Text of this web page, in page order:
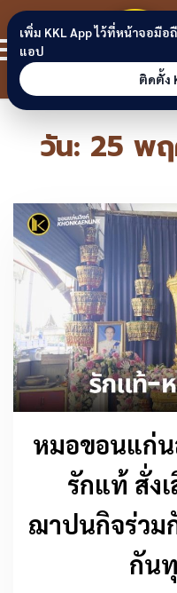
Skip to content
วัน: 25 พ
หมอขอนแก่
รักแท้ สั่ง
ฌาปนกิจร่วม
กัน
เพิ่ม KKL App ไว้ที่หน้าจอมือ
แอป
ติดตั้ง